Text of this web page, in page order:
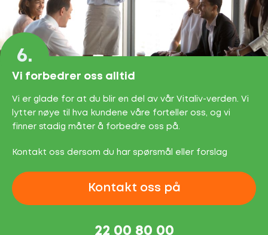
6.
Vi forbedrer oss alltid
Vi er glade for at du blir en del av vår Vitaliv-verden. Vi
lytter nøye til hva kundene våre forteller oss, og vi
finner stadig måter å forbedre oss på.
Kontakt oss dersom du har spørsmål eller forslag
Kontakt oss på
22 00 80 00